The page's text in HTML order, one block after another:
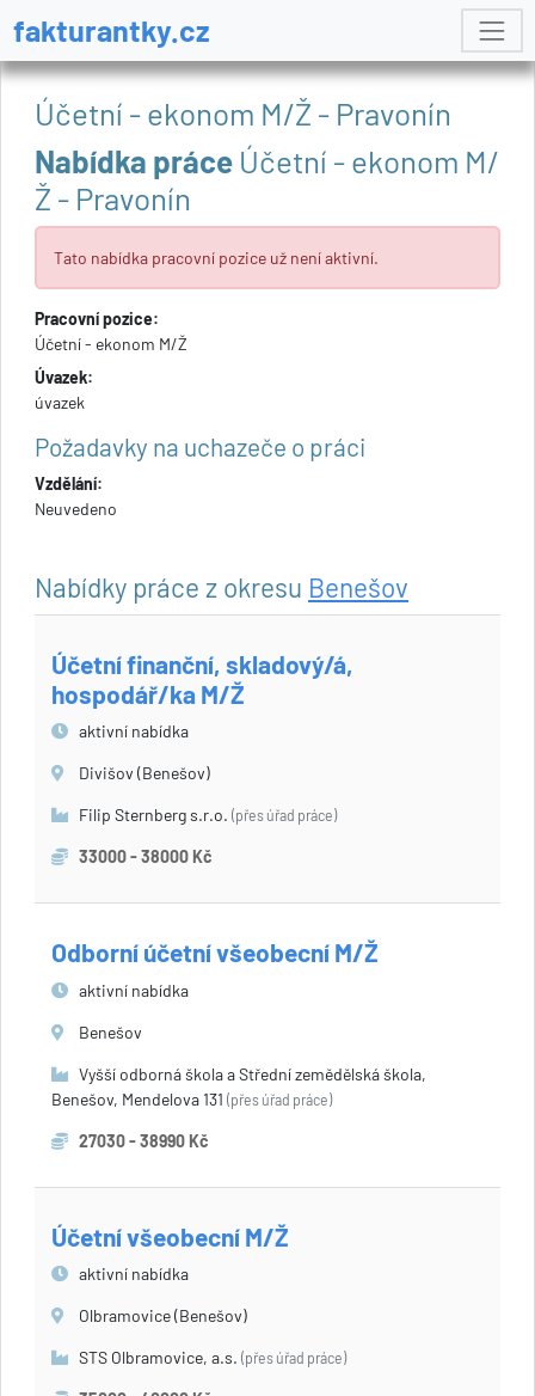
fakturantky.cz
Účetní - ekonom M/Ž - Pravonín
Nabídka práce Účetní - ekonom M/
Ž - Pravonín
Tato nabídka pracovní pozice už není aktivní.
Pracovní pozice:
Účetní - ekonom M/Ž
Úvazek:
úvazek
Požadavky na uchazeče o práci
Vzdělání:
Neuvedeno
Nabídky práce z okresu Benešov
Účetní finanční, skladový/á,
hospodář/ka M/Ž
aktivní nabídka
Divišov (Benešov)
Filip Sternberg s.r.o. (přes úřad práce)
33000 - 38000 Kč
Odborní účetní všeobecní M/Ž
aktivní nabídka
Benešov
Vyšší odborná škola a Střední zemědělská škola,
Benešov, Mendelova 131 (přes úřad práce)
27030 - 38990 Kč
Účetní všeobecní M/Ž
aktivní nabídka
Olbramovice (Benešov)
STS Olbramovice, a.s. (přes úřad práce)